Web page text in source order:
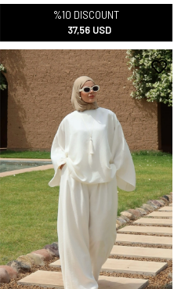
%10 DISCOUNT
37,56 USD